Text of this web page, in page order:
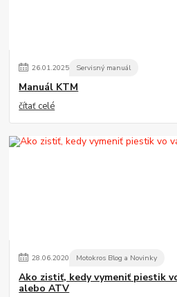
26.01.2025 Servisný manuál
Manuál KTM
čítať celé
28.06.2020 Motokros Blog a Novinky
Ako zistiť, kedy vymeniť piestik
alebo ATV